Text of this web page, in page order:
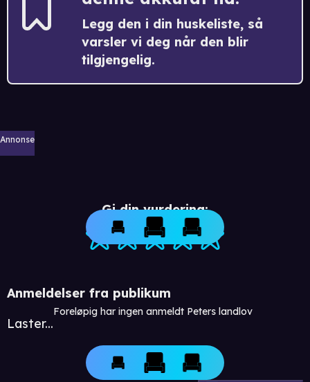
Legg den i din huskeliste, så
varsler vi deg når den blir
tilgjengelig.
Annonse
Gi din vurdering:
Anmeldelser fra publikum
Laster...
Foreløpig har ingen anmeldt Peters landlov